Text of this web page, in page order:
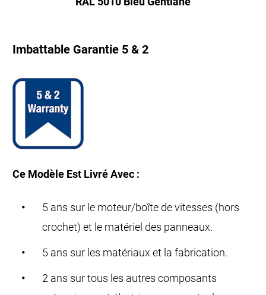
Imbattable Garantie 5 & 2
Ce Modèle Est Livré Avec :
5 ans sur le moteur/boîte de vitesses (hors
crochet) et le matériel des panneaux.
5 ans sur les matériaux et la fabrication.
2 ans sur tous les autres composants